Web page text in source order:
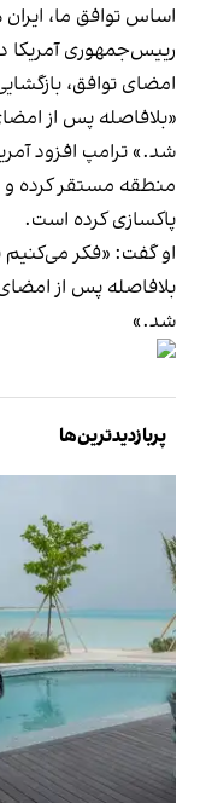
اساس توافق ما،
رییس‌جمهوری آمریکا
امضای توافق،
«بلافاصله پس از
شد.» ترامپ افزود
منطقه مستقر کرده
پاکسازی کرده است.
او گفت: «فکر می‌کنیم
بلافاصله پس از
شد.»
پربازدیدترین‌ها